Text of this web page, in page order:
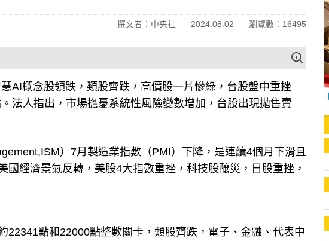
撰文者：中央社 2024.08.02 瀏覽數：16495
AI概念股領跌，類股齊跌，高價股一片慘綠，台股盤中重挫
法人指出，市場擔憂系統性風險變數增加，台股出現拋售賣
）7月製造業指數（PMI）下降，是連續4個月下滑且
經濟景氣反轉，美股4大指數重挫，科技股釀災，日股重挫，
22341點和22000點整數關卡，類股齊跌，電子、金融、代表中